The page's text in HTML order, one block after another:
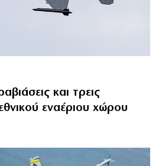
και τρεις
εναέριου χώρου